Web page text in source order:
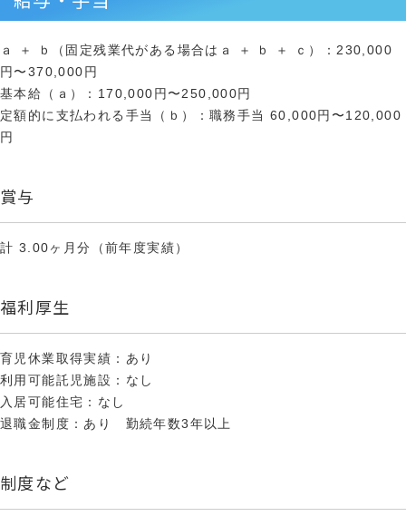
ａ ＋ ｂ（固定残業代がある場合はａ ＋ ｂ ＋ ｃ）：230,000
円〜370,000円
基本給（ａ）：170,000円〜250,000円
定額的に支払われる手当（ｂ）：職務手当 60,000円〜120,000
円
賞与
計 3.00ヶ月分（前年度実績）
福利厚生
育児休業取得実績：あり
利用可能託児施設：なし
入居可能住宅：なし
退職金制度：あり 勤続年数3年以上
制度など